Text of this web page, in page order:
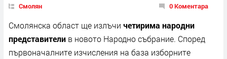
Смолян 0 Коментара
Смолянска област ще излъчи четирима народни
представители в новото Народно събрание. Според
първоначалните изчисления на база изборните